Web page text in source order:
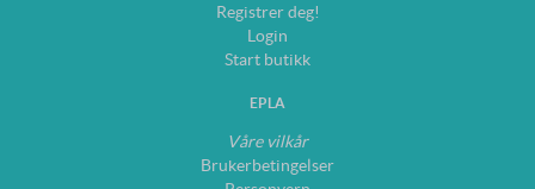
Registrer deg!
Login
Start butikk
EPLA
Våre vilkår
Brukerbetingelser